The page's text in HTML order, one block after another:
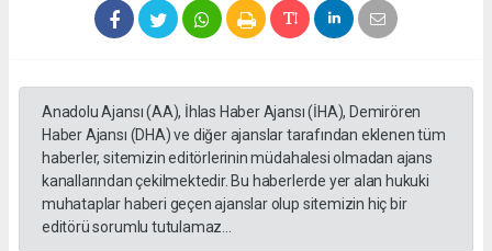
Anadolu Ajansı (AA), İhlas Haber Ajansı (İHA), Demirören
Haber Ajansı (DHA) ve diğer ajanslar tarafından eklenen tüm
haberler, sitemizin editörlerinin müdahalesi olmadan ajans
kanallarından çekilmektedir. Bu haberlerde yer alan hukuki
muhataplar haberi geçen ajanslar olup sitemizin hiç bir
editörü sorumlu tutulamaz...